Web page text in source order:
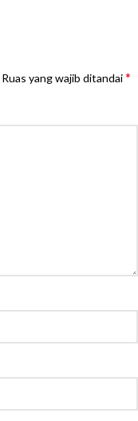
Ruas yang wajib ditandai*